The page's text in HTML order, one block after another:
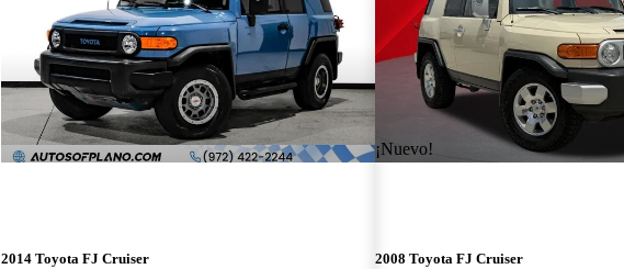
2014 Toyota FJ Cruiser
¡Nuevo!
2008 Toyota FJ Cruiser